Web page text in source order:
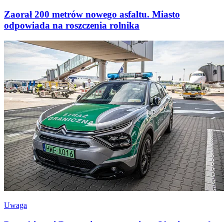
Zaorał 200 metrów nowego asfaltu. Miasto
odpowiada na roszczenia rolnika
Uwaga